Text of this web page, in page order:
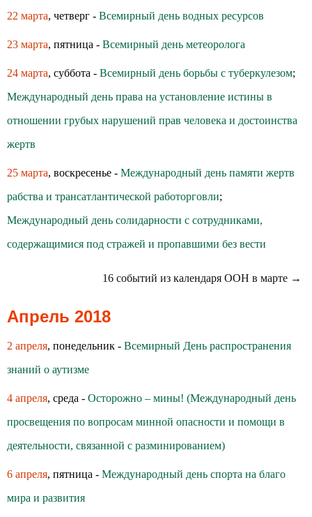
22 марта, четверг - Всемирный день водных ресурсов
23 марта, пятница - Всемирный день метеоролога
24 марта, суббота - Всемирный день борьбы с туберкулезом;
Международный день права на установление истины в
отношении грубых нарушений прав человека и достоинства
жертв
25 марта, воскресенье - Международный день памяти жертв
рабства и трансатлантической работорговли;
Международный день солидарности с сотрудниками,
содержащимися под стражей и пропавшими без вести
16 событий из календаря ООН в марте →
Апрель 2018
2 апреля, понедельник - Всемирный День распространения
знаний о аутизме
4 апреля, среда - Осторожно – мины! (Международный день
просвещения по вопросам минной опасности и помощи в
деятельности, связанной с разминированием)
6 апреля, пятница - Международный день спорта на благо
мира и развития